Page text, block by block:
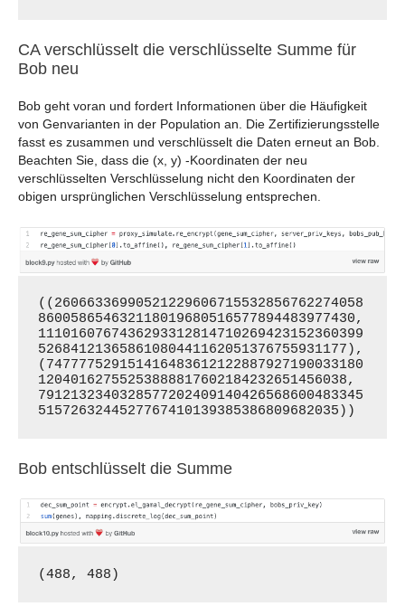
CA verschlüsselt die verschlüsselte Summe für
Bob neu
Bob geht voran und fordert Informationen über die Häufigkeit
von Genvarianten in der Population an. Die Zertifizierungsstelle
fasst es zusammen und verschlüsselt die Daten erneut an Bob.
Beachten Sie, dass die (x, y) -Koordinaten der neu
verschlüsselten Verschlüsselung nicht den Koordinaten der
obigen ursprünglichen Verschlüsselung entsprechen.
((26066336990521229606715532856762274058
860058654632118019680516577894483977430,
1110160767436293312814710269423152360399
52684121365861080441162051376755931177),
(747777529151416483612122887927190033180
12040162755253888817602184232651456038,
7912132340328577202409140426568600483345
5157263244527767410139385386809682035))
Bob entschlüsselt die Summe
(488, 488)